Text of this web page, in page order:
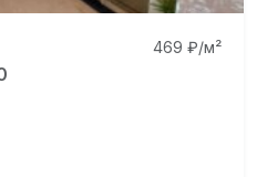
469 ₽/м²